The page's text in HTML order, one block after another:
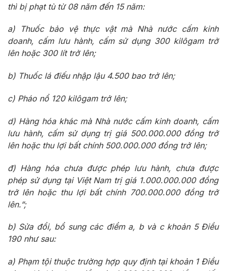
thì bị phạt tù từ 08 năm đến 15 năm:
a) Thuốc bảo vệ thực vật mà Nhà nước cấm kinh
doanh, cấm lưu hành, cấm sử dụng 300 kilôgam trở
lên hoặc 300 lít trở lên;
b) Thuốc lá điếu nhập lậu 4.500 bao trở lên;
c) Pháo nổ 120 kilôgam trở lên;
d) Hàng hóa khác mà Nhà nước cấm kinh doanh, cấm
lưu hành, cấm sử dụng trị giá 500.000.000 đồng trở
lên hoặc thu lợi bất chính 500.000.000 đồng trở lên;
đ) Hàng hóa chưa được phép lưu hành, chưa được
phép sử dụng tại Việt Nam trị giá 1.000.000.000 đồng
trở lên hoặc thu lợi bất chính 700.000.000 đồng trở
lên.”;
b) Sửa đổi, bổ sung các điểm a, b và c khoản 5 Điều
190 như sau:
a) Phạm tội thuộc trường hợp quy định tại khoản 1 Điều